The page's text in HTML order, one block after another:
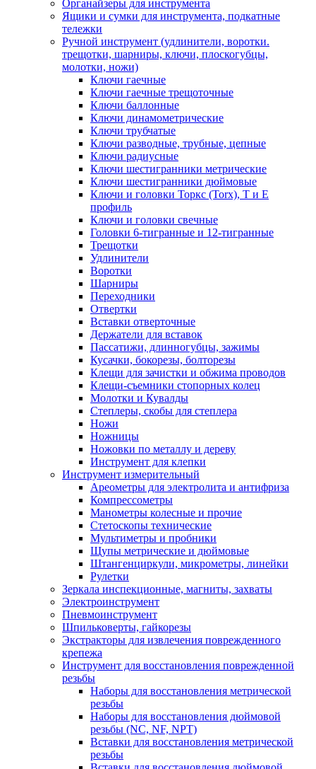
Органайзеры для инструмента
Ящики и сумки для инструмента, подкатные
тележки
Ручной инструмент (удлинители, воротки.
трещотки, шарниры, ключи, плоскогубцы,
молотки, ножи)
Ключи гаечные
Ключи гаечные трещоточные
Ключи баллонные
Ключи динамометрические
Ключи трубчатые
Ключи разводные, трубные, цепные
Ключи радиусные
Ключи шестигранники метрические
Ключи шестигранники дюймовые
Ключи и головки Торкс (Torx), Т и Е
профиль
Ключи и головки свечные
Головки 6-тигранные и 12-тигранные
Трещотки
Удлинители
Воротки
Шарниры
Переходники
Отвертки
Вставки отверточные
Держатели для вставок
Пассатижи, длинногубцы, зажимы
Кусачки, бокорезы, болторезы
Клещи для зачистки и обжима проводов
Клещи-съемники стопорных колец
Молотки и Кувалды
Степлеры, скобы для степлера
Ножи
Ножницы
Ножовки по металлу и дереву
Инструмент для клепки
Инструмент измерительный
Ареометры для электролита и антифриза
Компрессометры
Манометры колесные и прочие
Стетоскопы технические
Мультиметры и пробники
Щупы метрические и дюймовые
Штангенциркули, микрометры, линейки
Рулетки
Зеркала инспекционные, магниты, захваты
Электроинструмент
Пневмоинструмент
Шпильковерты, гайкорезы
Экстракторы для извлечения поврежденного
крепежа
Инструмент для восстановления поврежденной
резьбы
Наборы для восстановления метрической
резьбы
Наборы для восстановления дюймовой
резьбы (NC, NF, NPT)
Вставки для восстановления метрической
резьбы